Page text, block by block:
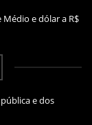
e dólar a R$
e dos